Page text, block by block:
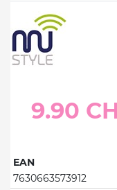
9.90
EAN
7630663573912